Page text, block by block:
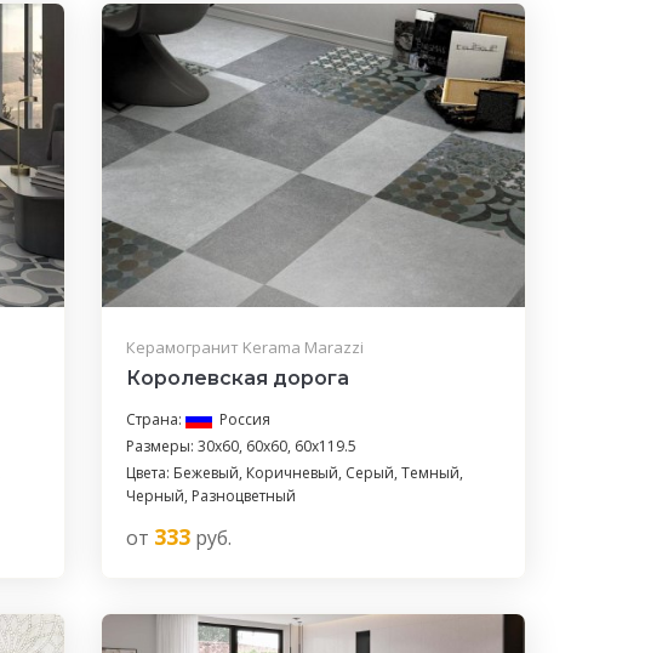
Керамогранит Kerama Marazzi
Королевская дорога
Страна:
Россия
Размеры: 30x60, 60x60, 60x119.5
Цвета: Бежевый, Коричневый, Серый, Темный,
Черный, Разноцветный
от 333руб.